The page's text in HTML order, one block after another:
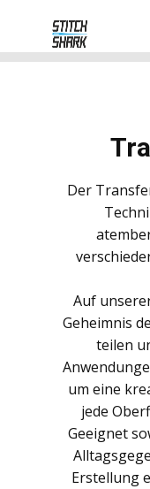
Der
Auf
Geheimnis
teilen
um eine
jede
Geeignet
Erstellung